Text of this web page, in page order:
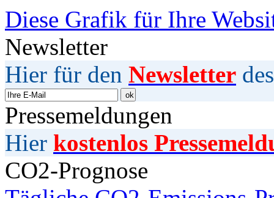
Diese Grafik für Ihre
Newsletter
Hier für den Newsletter
Pressemeldungen
Hier kostenlos
CO2-Prognose